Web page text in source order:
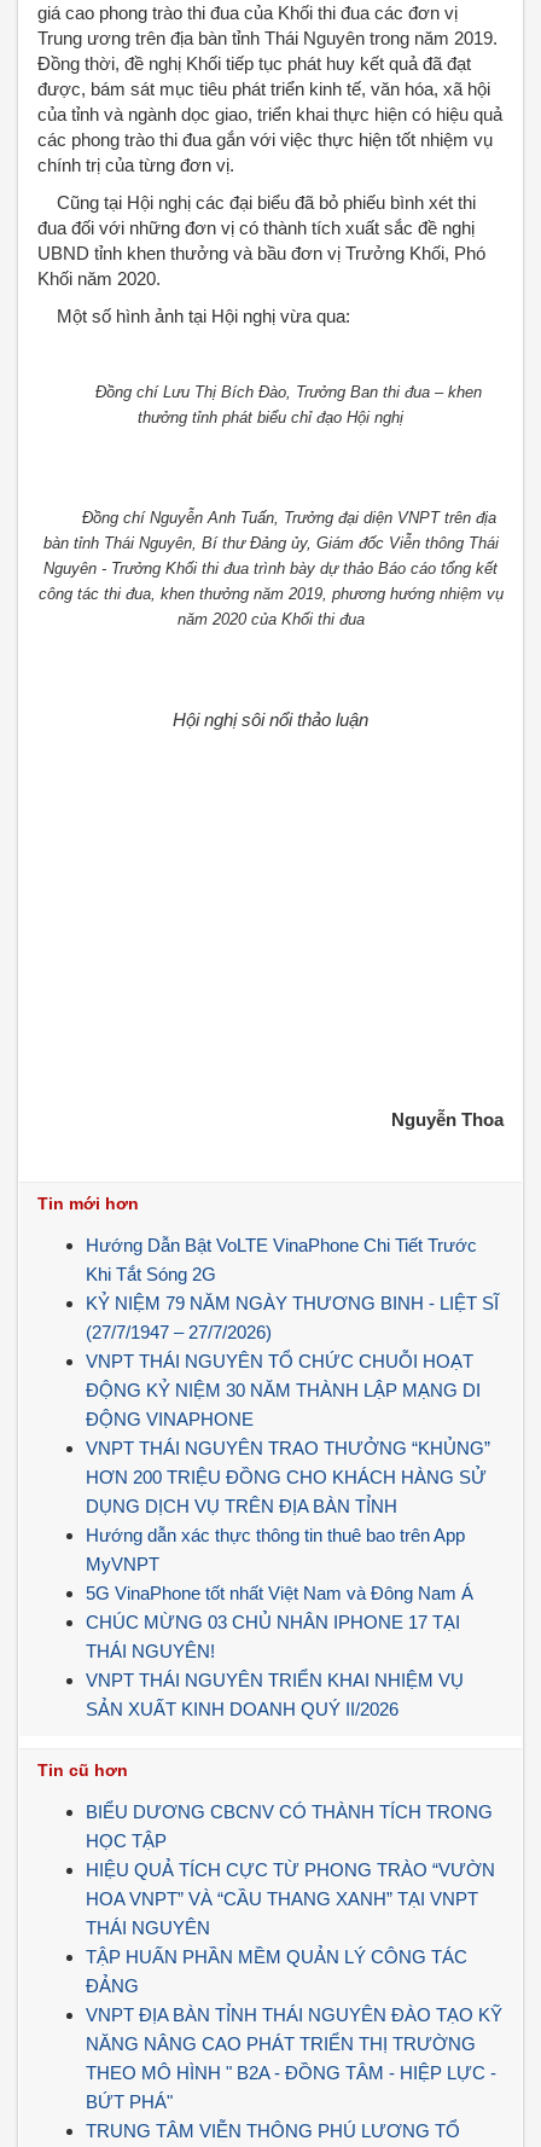
giá cao phong trào thi đua của Khối thi đua các đơn vị
Trung ương trên địa bàn tỉnh Thái Nguyên trong năm 2019.
Đồng thời, đề nghị Khối tiếp tục phát huy kết quả đã đạt
được, bám sát mục tiêu phát triển kinh tế, văn hóa, xã hội
của tỉnh và ngành dọc giao, triển khai thực hiện có hiệu quả
các phong trào thi đua gắn với việc thực hiện tốt nhiệm vụ
chính trị của từng đơn vị.
Cũng tại Hội nghị các đại biểu đã bỏ phiếu bình xét thi
đua đối với những đơn vị có thành tích xuất sắc đề nghị
UBND tỉnh khen thưởng và bầu đơn vị Trưởng Khối, Phó
Khối năm 2020.
Một số hình ảnh tại Hội nghị vừa qua:
Đồng chí Lưu Thị Bích Đào, Trưởng Ban thi đua – khen
thưởng tỉnh phát biểu chỉ đạo Hội nghị
Đồng chí Nguyễn Anh Tuấn, Trưởng đại diện VNPT trên địa
bàn tỉnh Thái Nguyên, Bí thư Đảng ủy, Giám đốc Viễn thông Thái
Nguyên - Trưởng Khối thi đua trình bày dự thảo Báo cáo tổng kết
công tác thi đua, khen thưởng năm 2019, phương hướng nhiệm vụ
năm 2020 của Khối thi đua
Hội nghị sôi nổi thảo luận
Nguyễn Thoa
Tin mới hơn
Hướng Dẫn Bật VoLTE VinaPhone Chi Tiết Trước
Khi Tắt Sóng 2G
KỶ NIỆM 79 NĂM NGÀY THƯƠNG BINH - LIỆT SĨ
(27/7/1947 – 27/7/2026)
VNPT THÁI NGUYÊN TỔ CHỨC CHUỖI HOẠT
ĐỘNG KỶ NIỆM 30 NĂM THÀNH LẬP MẠNG DI
ĐỘNG VINAPHONE
VNPT THÁI NGUYÊN TRAO THƯỞNG “KHỦNG”
HƠN 200 TRIỆU ĐỒNG CHO KHÁCH HÀNG SỬ
DỤNG DỊCH VỤ TRÊN ĐỊA BÀN TỈNH
Hướng dẫn xác thực thông tin thuê bao trên App
MyVNPT
5G VinaPhone tốt nhất Việt Nam và Đông Nam Á
CHÚC MỪNG 03 CHỦ NHÂN IPHONE 17 TẠI
THÁI NGUYÊN!
VNPT THÁI NGUYÊN TRIỂN KHAI NHIỆM VỤ
SẢN XUẤT KINH DOANH QUÝ II/2026
Tin cũ hơn
BIỂU DƯƠNG CBCNV CÓ THÀNH TÍCH TRONG
HỌC TẬP
HIỆU QUẢ TÍCH CỰC TỪ PHONG TRÀO “VƯỜN
HOA VNPT” VÀ “CẦU THANG XANH” TẠI VNPT
THÁI NGUYÊN
TẬP HUẤN PHẦN MỀM QUẢN LÝ CÔNG TÁC
ĐẢNG
VNPT ĐỊA BÀN TỈNH THÁI NGUYÊN ĐÀO TẠO KỸ
NĂNG NÂNG CAO PHÁT TRIỂN THỊ TRƯỜNG
THEO MÔ HÌNH " B2A - ĐỒNG TÂM - HIỆP LỰC -
BỨT PHÁ"
TRUNG TÂM VIỄN THÔNG PHÚ LƯƠNG TỔ